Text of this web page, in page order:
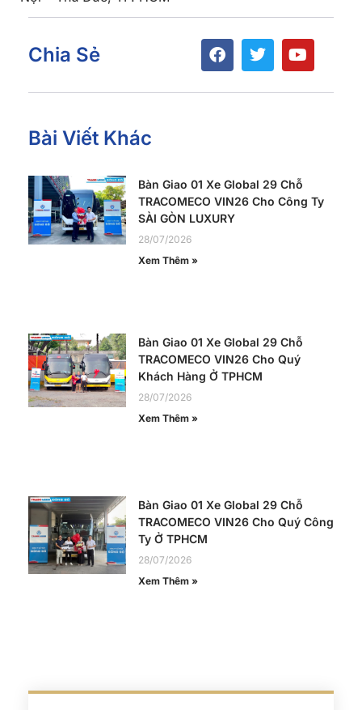
Chia Sẻ
Bài Viết Khác
Bàn Giao 01 Xe Global 29 Chỗ
TRACOMECO VIN26 Cho Công Ty
SÀI GÒN LUXURY
28/07/2026
Xem Thêm »
Bàn Giao 01 Xe Global 29 Chỗ
TRACOMECO VIN26 Cho Quý
Khách Hàng Ở TPHCM
28/07/2026
Xem Thêm »
Bàn Giao 01 Xe Global 29 Chỗ
TRACOMECO VIN26 Cho Quý Công
Ty Ở TPHCM
28/07/2026
Xem Thêm »